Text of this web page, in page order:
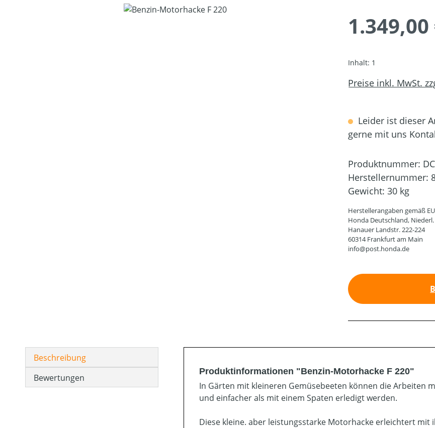
Inhalt: 1
Preise inkl. MwSt.
Leider ist dieser
gerne mit uns
Produktnummer:
Herstellernummer:
Gewicht: 30 kg
Herstellerangaben gemäß
Honda Deutschland,
Hanauer Landstr. 222-224
60314 Frankfurt am Main
info@post.honda.de
Beschreibung
Bewertungen
Produktinformationen "Benzin-Motorhacke F 220"
In Gärten mit kleineren Gemüsebeeten können die Arbeiten
und einfacher als mit einem Spaten erledigt werden.
Diese kleine. aber leistungsstarke Motorhacke erleichtert